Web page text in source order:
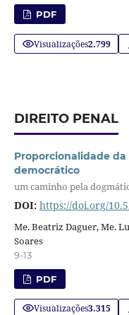
PDF
Visualizações2.799
DIREITO PENAL
Proporcionalidade
democrático
um caminho pela
DOI: https://doi.org/
Me. Beatriz Daguer, Me.
Soares
9-13
PDF
Visualizações3.315